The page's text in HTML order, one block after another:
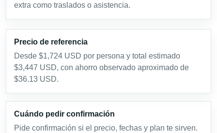
extra como traslados o asistencia.
Precio de referencia
Desde $1,724 USD por persona y total estimado
$3,447 USD, con ahorro observado aproximado de
$36.13 USD.
Cuándo pedir confirmación
Pide confirmación si el precio, fechas y plan te sirven.